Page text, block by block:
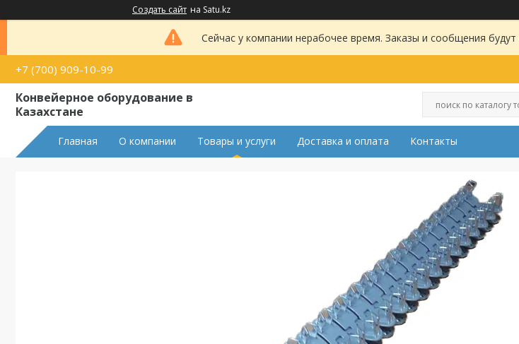
Создать сайт на Satu.kz
Сейчас у компании нерабочее время. Заказы и сообщения
+7 (700) 909-10-99
Конвейерное оборудование в
Казахстане
Главная О компании Товары и услуги Доставка и оплата Контакты